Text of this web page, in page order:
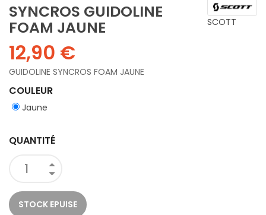
SCOTT
SYNCROS GUIDOLINE
FOAM JAUNE
12,90 €
GUIDOLINE SYNCROS FOAM JAUNE
COULEUR
Jaune
QUANTITÉ
STOCK EPUISE